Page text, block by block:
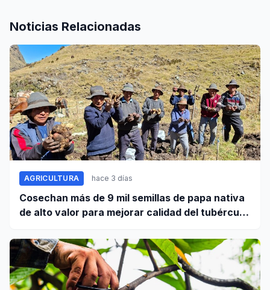
Noticias Relacionadas
AGRICULTURA hace 3 días
Cosechan más de 9 mil semillas de papa nativa
de alto valor para mejorar calidad del tubérculo